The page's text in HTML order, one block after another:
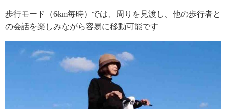
歩行モード（6km毎時）では、周りを見渡し、他の歩行者と
の会話を楽しみながら容易に移動可能です